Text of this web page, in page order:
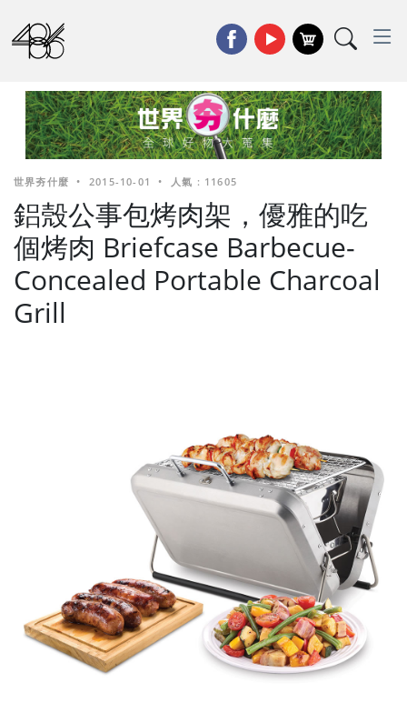
世界夯什麼 • 2015-10-01 • 人氣 : 11605
鋁殼公事包烤肉架，優雅的吃
個烤肉 Briefcase Barbecue-
Concealed Portable Charcoal
Grill